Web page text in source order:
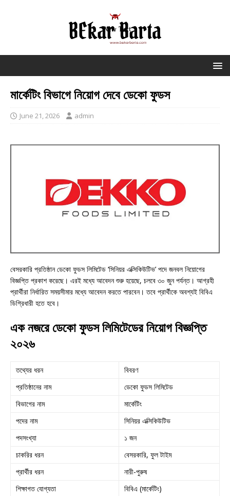
মার্কেটিং বিভাগে নিয়োগ দেবে ডেকো ফুডস
June 21, 2026 admin
বেসরকারি প্রতিষ্ঠান ডেকো ফুডস লিমিটেড ‘সিনিয়র এক্সিকিউটিভ’ পদে জনবল নিয়োগের
বিজ্ঞপ্তি প্রকাশ করেছে। এরই মধ্যে আবেদন শুরু হয়েছে, চলবে ৩০ জুন পর্যন্ত। আগ্রহী
প্রার্থীরা নির্ধারিত সময়সীমার মধ্যে আবেদন করতে পারবেন। তবে প্রার্থীকে অবশ্যই বিবিএ
ডিগ্রিধারী হতে হবে।
এক নজরে ডেকো ফুডস লিমিটেডের নিয়োগ বিজ্ঞপ্তি
২০২৬
তথ্যের ধরন
বিবরণ
প্রতিষ্ঠানের নাম
ডেকো ফুডস লিমিটেড
বিভাগের নাম
মার্কেটিং
পদের নাম
সিনিয়র এক্সিকিউটিভ
পদসংখ্যা
১ জন
চাকরির ধরন
বেসরকারি, ফুল টাইম
প্রার্থীর ধরন
নারী-পুরুষ
শিক্ষাগত যোগ্যতা
বিবিএ (মার্কেটিং)